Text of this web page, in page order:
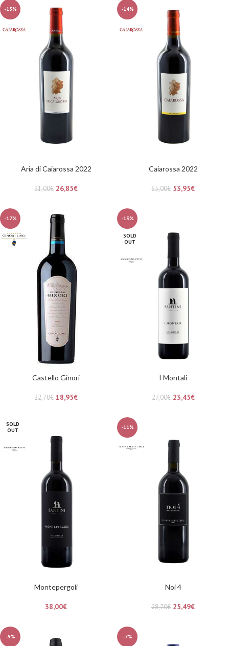
-13%
Aria di Caiarossa 2022
31,00€ 26,85€
-14%
Caiarossa 2022
63,00€ 53,95€
-17%
Castello Ginori
22,70€ 18,95€
-13%
SOLD
OUT
I Montali
27,00€ 23,45€
SOLD
OUT
Montepergoli
38,00€
-11%
Noi 4
28,70€ 25,49€
-9% -7%